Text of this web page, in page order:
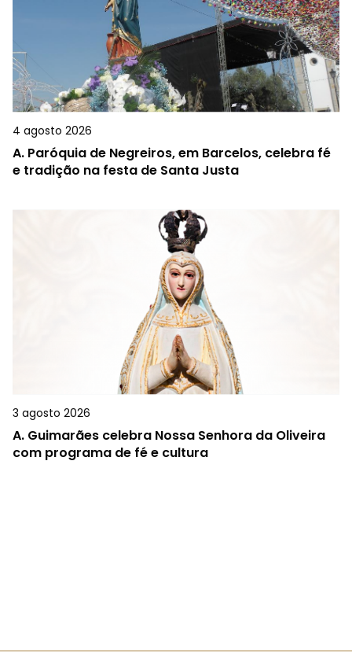
4 agosto 2026
A. Paróquia de Negreiros, em Barcelos, celebra fé
e tradição na festa de Santa Justa
3 agosto 2026
A. Guimarães celebra Nossa Senhora da Oliveira
com programa de fé e cultura